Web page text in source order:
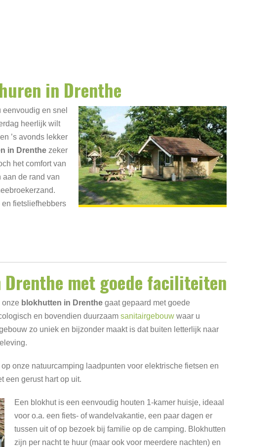
in Drenthe
eenvoudig en snel
heerlijk wilt
’s avonds lekker
in Drenthe zeker
het comfort van
de rand van
fietsliefhebbers
met goede faciliteiten
onze blokhutten in Drenthe gaat gepaard met goede
en bovendien duurzaam sanitairgebouw waar u
zo uniek en bijzonder maakt is dat buiten letterlijk naar
onze natuurcamping laadpunten voor elektrische fietsen en
een gerust hart op uit.
Een blokhut is een eenvoudig houten 1-kamer huisje, ideaal
voor o.a. een fiets- of wandelvakantie, een paar dagen er
tussen uit of op bezoek bij familie op de camping. Blokhutten
zijn per nacht te huur (maar ook voor meerdere nachten) en